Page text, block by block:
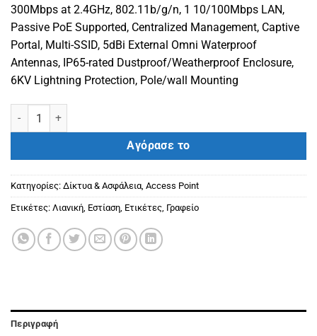
300Mbps at 2.4GHz, 802.11b/g/n, 1 10/100Mbps LAN,
Passive PoE Supported, Centralized Management, Captive
Portal, Multi-SSID, 5dBi External Omni Waterproof
Antennas, IP65-rated Dustproof/Weatherproof Enclosure,
6KV Lightning Protection, Pole/wall Mounting
TP-LINK EAP110-Outdoor ποσότητα
Αγόρασε το
Κατηγορίες: Δίκτυα & Ασφάλεια, Access Point
Ετικέτες: Λιανική, Εστίαση, Ετικέτες, Γραφείο
Περιγραφή